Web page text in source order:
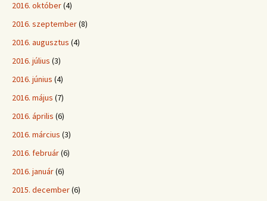
2016. október(4)
2016. szeptember(8)
2016. augusztus (4)
2016. július (3)
2016. június (4)
2016. május (7)
2016. április (6)
2016. március (3)
2016. február(6)
2016. január(6)
2015. december(6)